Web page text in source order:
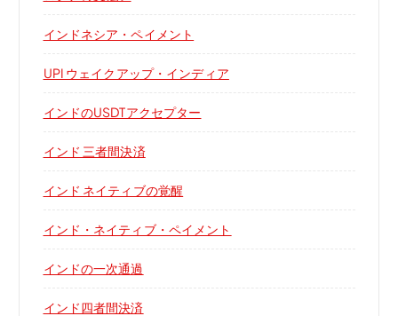
インドネシア・ペイメント
UPI ウェイクアップ・インディア
インドのUSDTアクセプター
インド 三者間決済
インド ネイティブの覚醒
インド・ネイティブ・ペイメント
インドの一次通過
インド四者間決済